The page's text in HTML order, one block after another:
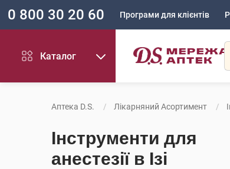
0 800 30 20 60 Програми для клієнтів
Каталог
Аптека D.S. Лікарняний Асортимент
Інструменти для
анестезії в Ізі